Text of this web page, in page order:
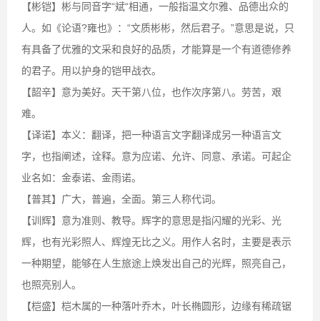
【彬铠】彬与同音字“斌“相通，一般指温文尔雅、品德出众的
人。如《论语?雍也》：“文质彬彬，然后君子。”意思是说，只
有具备了优雅的文采和良好的品质，才能算是一个有道德修养
的君子。用以护身的铠甲战衣。
【韶辛】意为美好。天干第八位，也作次序第八。劳苦，艰
难。
【译诺】本义：翻译，把一种语言文字翻译成另一种语言文
字，也指阐述，诠释。意为应诺、允许、同意、承诺。可起企
业名如：金泰诺、金雨诺。
【普其】广大，普遍，全面。第三人称代词。
【训辉】意为准则、教导。辉字的意思是指闪耀的光彩、光
辉，也有光彩照人、辉煌无比之义。用作人名时，主要是表示
一种期望，能够在人生旅途上焕发出自己的光辉，照亮自己，
也照亮别人。
【桤盛】桤木属的一种落叶乔木，叶长椭圆形，边缘有稀疏锯